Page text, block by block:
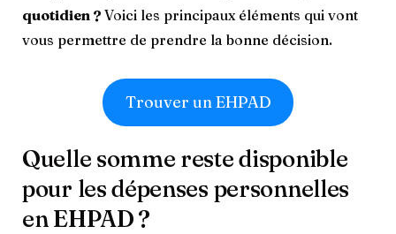
quotidien ? Voici les principaux éléments qui vont
vous permettre de prendre la bonne décision.
Trouver un EHPAD
Quelle somme reste disponible
pour les dépenses personnelles
en EHPAD ?